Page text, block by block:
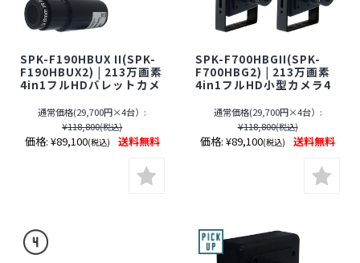
SPK-F190HBUX II(SPK-
F190HBUX2) | 213万画素
4in1フルHDバレットカメ
【防犯カメラ】【監視カ
メラ】【アナログハイビ
ジョン】【ケイヨーオリ
ジナル】【期間限定】[期
通常価格(29,700円×4台）:
¥118,800(税込)
価格: ¥89,100(税込) 送料無料
SPK-F700HBGII(SPK-
F700HBG2) | 213万画素
4in1フルHD小型カメラ4
カメラ】【監視カメラ】
【アナログハイビジョ
ン】【ケイヨーオリジナ
ル】【期間限定】[期間：
通常価格(29,700円×4台）:
¥118,800(税込)
価格: ¥89,100(税込) 送料無料